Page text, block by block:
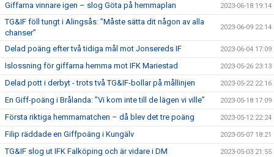
Giffarna vinnare igen – slog Göta på hemmaplan 2023-06-18 19:14
TG&IF föll tungt i Alingsås: ”Måste sätta dit någon av alla
chanser”
2023-06-09 22:14
Delad poäng efter två tidiga mål mot Jonsereds IF 2023-06-04 17:09
Islossning för giffarna hemma mot IFK Mariestad 2023-05-26 23:13
Delad pott i derbyt - trots två TG&IF-bollar på mållinjen 2023-05-22 22:16
En Giff-poäng i Brålanda: ”Vi kom inte till de lägen vi ville” 2023-05-18 17:09
Första riktiga hemmamatchen – då blev det tre poäng 2023-05-12 22:24
Filip räddade en Giffpoäng i Kungälv 2023-05-07 18:21
TG&IF slog ut IFK Falköping och är vidare i DM 2023-05-03 21:55